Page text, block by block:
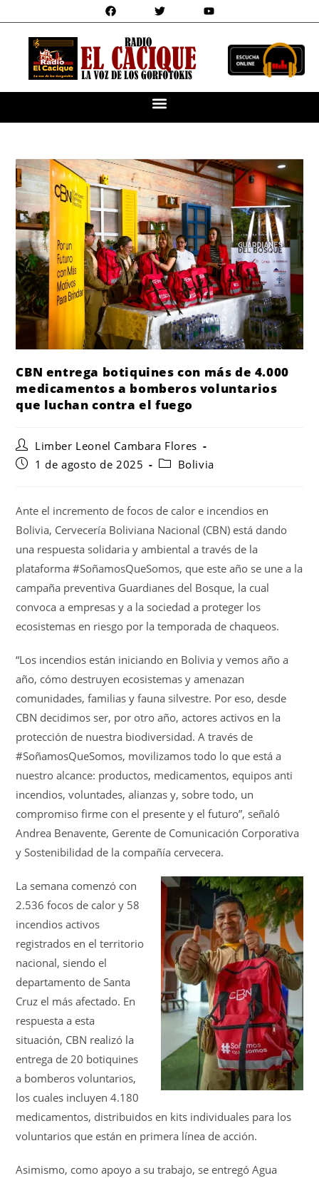
CBN entrega botiquines con más de 4.000
medicamentos a bomberos voluntarios
que luchan contra el fuego
Limber Leonel Cambara Flores
1 de agosto de 2025
Bolivia
Ante el incremento de focos de calor e incendios en
Bolivia, Cervecería Boliviana Nacional (CBN) está dando
una respuesta solidaria y ambiental a través de la
plataforma #SoñamosQueSomos, que este año se une a la
campaña preventiva Guardianes del Bosque, la cual
convoca a empresas y a la sociedad a proteger los
ecosistemas en riesgo por la temporada de chaqueos.
“Los incendios están iniciando en Bolivia y vemos año a
año, cómo destruyen ecosistemas y amenazan
comunidades, familias y fauna silvestre. Por eso, desde
CBN decidimos ser, por otro año, actores activos en la
protección de nuestra biodiversidad. A través de
#SoñamosQueSomos, movilizamos todo lo que está a
nuestro alcance: productos, medicamentos, equipos anti
incendios, voluntades, alianzas y, sobre todo, un
compromiso firme con el presente y el futuro”, señaló
Andrea Benavente, Gerente de Comunicación Corporativa
y Sostenibilidad de la compañía cervecera.
La semana comenzó con
2.536 focos de calor y 58
incendios activos
registrados en el territorio
nacional, siendo el
departamento de Santa
Cruz el más afectado. En
respuesta a esta
situación, CBN realizó la
entrega de 20 botiquines
a bomberos voluntarios,
los cuales incluyen 4.180
medicamentos, distribuidos en kits individuales para los
voluntarios que están en primera línea de acción.
Asimismo, como apoyo a su trabajo, se entregó Agua